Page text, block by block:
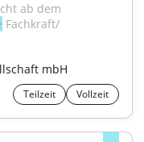
ab dem
Fachkraft/
mbH
Teilzeit Vollzeit